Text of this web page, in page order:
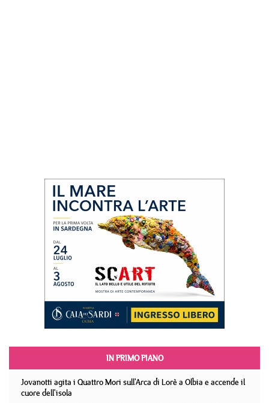
IN PRIMO PIANO
Jovanotti agita i Quattro Mori sull'Arca di Lorè a Olbia e accende il
cuore dell'isola